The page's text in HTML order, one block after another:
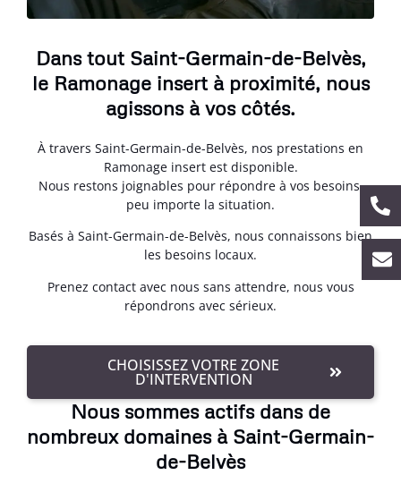
Dans tout Saint-Germain-de-Belvès,
le Ramonage insert à proximité, nous
agissons à vos côtés.
À travers Saint-Germain-de-Belvès, nos prestations en
Ramonage insert est disponible.
Nous restons joignables pour répondre à vos besoins,
peu importe la situation.
Basés à Saint-Germain-de-Belvès, nous connaissons bien
les besoins locaux.
Prenez contact avec nous sans attendre, nous vous
répondrons avec sérieux.
CHOISISSEZ VOTRE ZONE
D'INTERVENTION
Nous sommes actifs dans de
nombreux domaines à Saint-Germain-
de-Belvès